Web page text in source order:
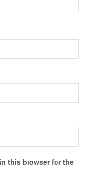
this browser for the